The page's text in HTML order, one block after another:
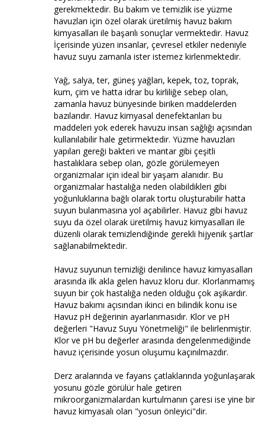
gerekmektedir. Bu bakım ve temizlik ise yüzme
havuzları için özel olarak üretilmiş havuz bakım
kimyasalları ile başarılı sonuçlar vermektedir. Havuz
İçerisinde yüzen insanlar, çevresel etkiler nedeniyle
havuz suyu zamanla ister istemez kirlenmektedir.
Yağ, salya, ter, güneş yağları, kepek, toz, toprak,
kum, çim ve hatta idrar bu kirliliğe sebep olan,
zamanla havuz bünyesinde biriken maddelerden
bazılarıdır. Havuz kimyasal denefektanları bu
maddeleri yok ederek havuzu insan sağlığı açısından
kullanılabilir hale getirmektedir. Yüzme havuzları
yapıları gereği bakteri ve mantar gibi çeşitli
hastalıklara sebep olan, gözle görülemeyen
organizmalar için ideal bir yaşam alanıdır. Bu
organizmalar hastalığa neden olabildikleri gibi
yoğunluklarına bağlı olarak tortu oluşturabilir hatta
suyun bulanmasına yol açabilirler. Havuz gibi havuz
suyu da özel olarak üretilmiş havuz kimyasalları ile
düzenli olarak temizlendiğinde gerekli hijyenik şartlar
sağlanabilmektedir.
Havuz suyunun temizliği denilince havuz kimyasalları
arasında ilk akla gelen havuz kloru dur. Klorlanmamış
suyun bir çok hastalığa neden olduğu çok aşikardır.
Havuz bakımı açısından ikinci en bilindik konu ise
Havuz pH değerinin ayarlanmasıdır. Klor ve pH
değerleri "Havuz Suyu Yönetmeliği" ile belirlenmiştir.
Klor ve pH bu değerler arasında dengelenmediğinde
havuz içerisinde yosun oluşumu kaçınılmazdır.
Derz aralarında ve fayans çatlaklarında yoğunlaşarak
yosunu gözle görülür hale getiren
mikroorganizmalardan kurtulmanın çaresi ise yine bir
havuz kimyasalı olan "yosun önleyici"dir.